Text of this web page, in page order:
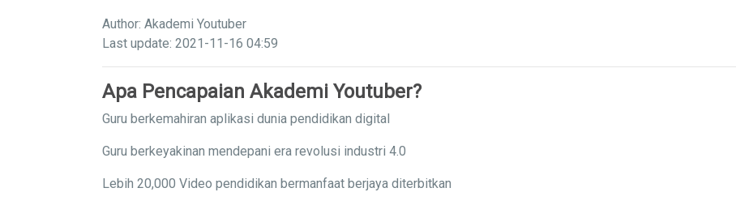
Author: Akademi Youtuber
Last update: 2021-11-16 04:59
Apa Pencapaian Akademi Youtuber?
Guru berkemahiran aplikasi dunia pendidikan digital
Guru berkeyakinan mendepani era revolusi industri 4.0
Lebih 20,000 Video pendidikan bermanfaat berjaya diterbitkan